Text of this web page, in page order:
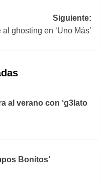
Siguiente:
ghosting en ‘Uno Más’
al verano con ‘g3lato
Bonitos’